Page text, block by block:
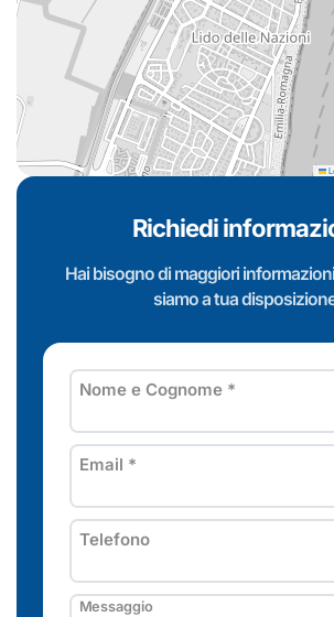
Richiedi
Hai bisogno di maggiori
siamo a tua
Nome e Cognome *
Email *
Telefono
Messaggio